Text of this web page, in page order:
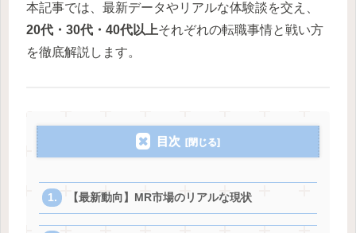
本記事では、最新データやリアルな体験談を交え、
20代・30代・40代以上それぞれの転職事情と戦い方
を徹底解説します。
目次
【最新動向】MR市場のリアルな現状